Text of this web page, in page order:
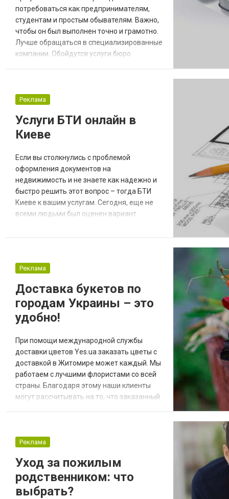
потребоваться как предпринимателям,
студентам и простым обывателям. Важно,
чтобы он был выполнен точно и грамотно.
Лучше обращаться в специализированные
компании. Обойдутся услуги бюро
требуется профессиональный перевод
компании обращаются для перевода
различных документов. Это могу...
Реклама
Услуги БТИ онлайн в
Киеве
Если вы столкнулись с проблемой
оформления документов на
недвижимость и не знаете как надежно и
быстро решить этот вопрос – тогда БТИ
Киеве к вашим услугам. Сегодня, еще не
всеми людьми был оценен вариант
очередях, вы избегаете массу
работу мы делаем за вас. БТИ в Кие...
Реклама
Доставка букетов по
городам Украины – это
удобно!
При помощи международной службы
доставки цветов Yes.ua заказать цветы с
доставкой в Житомире может каждый. Мы
работаем с лучшими флористами со всей
страны. Благодаря этому наши клиенты
могут рассчитывать на то, что заказанный
вы можете оставить свой заказ на
Международная служба доставки цветов
Yes.ua предлагает свежие и гламурные
цв...
Реклама
Уход за пожилым
родственником: что
выбрать?